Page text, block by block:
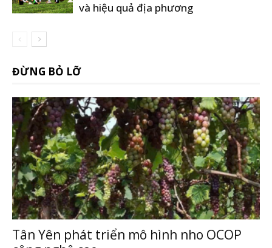
và hiệu quả địa phương
ĐỪNG BỎ LỠ
Tân Yên phát triển mô hình nho OCOP